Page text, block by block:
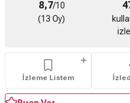
8,7/10
(13 Oy)
İzleme Listem